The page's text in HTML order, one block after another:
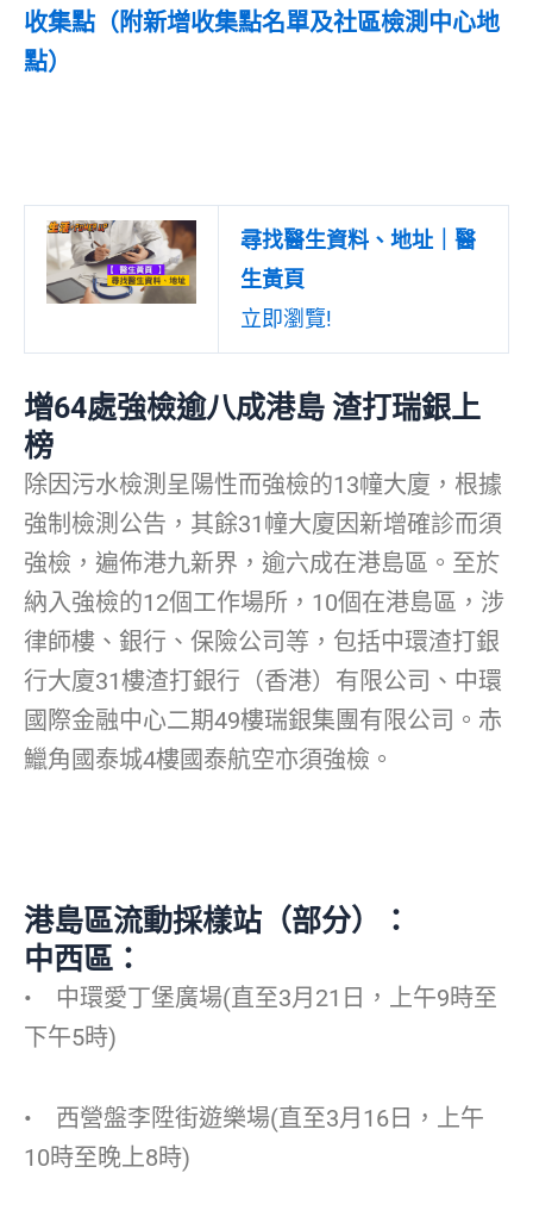
收集點（附新增收集點名單及社區檢測中心地
點）
尋找醫生資料、地址｜醫
生黃頁
立即瀏覽!
增64處強檢逾八成港島 渣打瑞銀上
榜
除因污水檢測呈陽性而強檢的13幢大廈，根據
強制檢測公告，其餘31幢大廈因新增確診而須
強檢，遍佈港九新界，逾六成在港島區。至於
納入強檢的12個工作場所，10個在港島區，涉
律師樓、銀行、保險公司等，包括中環渣打銀
行大廈31樓渣打銀行（香港）有限公司、中環
國際金融中心二期49樓瑞銀集團有限公司。赤
鱲角國泰城4樓國泰航空亦須強檢。
港島區流動採樣站（部分）：
中西區：
• 中環愛丁堡廣場(直至3月21日，上午9時至
下午5時)
• 西營盤李陞街遊樂場(直至3月16日，上午
10時至晚上8時)